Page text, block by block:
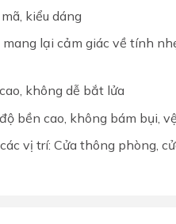
kiểu dáng
lại cảm giác về tính
không dễ bắt lửa
bền cao, không bám bụi,
vị trí: Cửa thông phòng,